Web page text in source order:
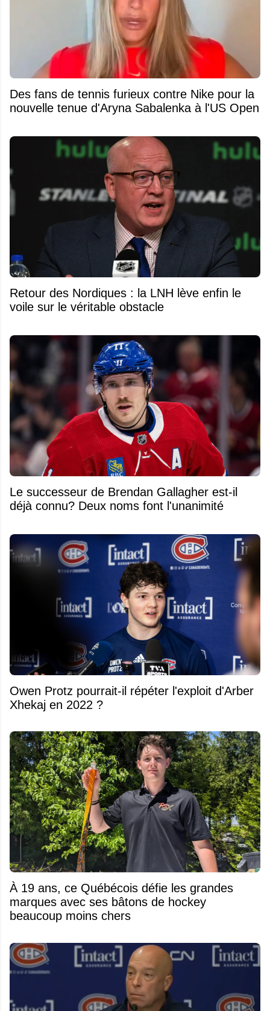
Des fans de tennis furieux contre Nike pour la
nouvelle tenue d'Aryna Sabalenka à l'US Open
Retour des Nordiques : la LNH lève enfin le
voile sur le véritable obstacle
Le successeur de Brendan Gallagher est-il
déjà connu? Deux noms font l'unanimité
Owen Protz pourrait-il répéter l'exploit d'Arber
Xhekaj en 2022 ?
À 19 ans, ce Québécois défie les grandes
marques avec ses bâtons de hockey
beaucoup moins chers